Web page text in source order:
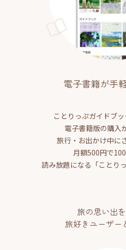
電子書籍が手
ことりっぷガイドブ
電子書籍版の購入
旅行・お出かけ中に
月額500円で
読み放題になる「ことり
旅の思い出を
旅好きユーザー